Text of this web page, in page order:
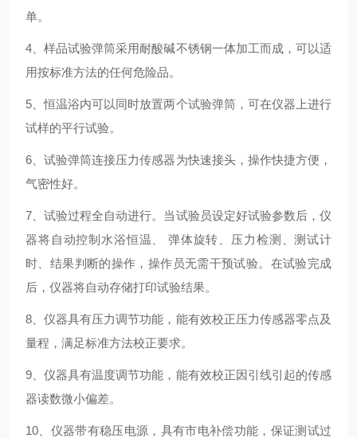
单。
4、样品试验弹筒采用耐酸碱不锈钢一体加工而成，可以适
用按标准方法的任何危险品。
5、恒温浴内可以同时放置两个试验弹筒，可在仪器上进行
试样的平行试验。
6、试验弹筒连接压力传感器为快速接头，操作快捷方便，
气密性好。
7、试验过程全自动进行。当试验员设定好试验参数后，仪
器将自动控制水浴恒温、 弹体旋转、压力检测、测试计
时、结果判断的操作，操作员无需干预试验。在试验完成
后，仪器将自动存储打印试验结果。
8、仪器具有压力调节功能，能有效校正压力传感器零点及
量程，满足标准方法校正要求。
9、仪器具有温度调节功能，能有效校正因引线引起的传感
器读数微小偏差。
10、仪器带有稳压电源，具有市电补偿功能，保证测试过